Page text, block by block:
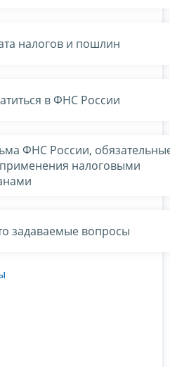
налогов и пошлин
в ФНС России
ФНС России,
налоговыми
задаваемые вопросы